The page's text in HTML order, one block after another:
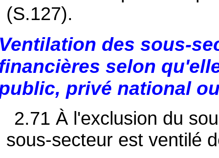
(S.127).
des sous-
selon
privé national
2.71 À l'exclusion du
sous-secteur est ventilé